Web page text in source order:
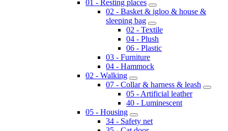
01 - Resting places
02 - Basket & igloo & house &
sleeping bag
02 - Textile
04 - Plush
06 - Plastic
03 - Furniture
04 - Hammock
02 - Walking
07 - Collar & harness & leash
05 - Artificial leather
40 - Luminescent
05 - Housing
34 - Safety net